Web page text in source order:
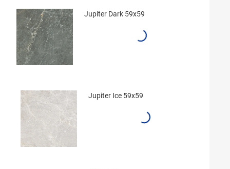
Jupiter Dark 59x59
Jupiter Ice 59x59